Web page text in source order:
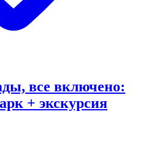
все включено:
+ экскурсия